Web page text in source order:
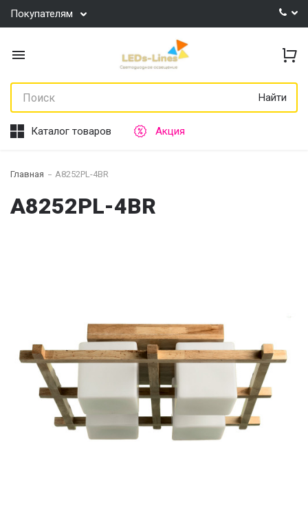
Покупателям
Найти
Каталог товаров Акция
Главная A8252PL-4BR
A8252PL-4BR